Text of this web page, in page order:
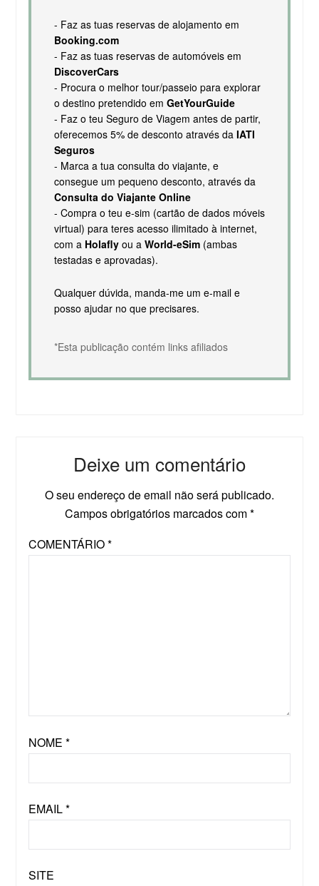
- Faz as tuas reservas de alojamento em
Booking.com
- Faz as tuas reservas de automóveis em
DiscoverCars
- Procura o melhor tour/passeio para explorar
o destino pretendido em GetYourGuide
- Faz o teu Seguro de Viagem antes de partir,
oferecemos 5% de desconto através da IATI
Seguros
- Marca a tua consulta do viajante, e
consegue um pequeno desconto, através da
Consulta do Viajante Online
- Compra o teu e-sim (cartão de dados móveis
virtual) para teres acesso ilimitado à internet,
com a Holaflyou a World-eSim(ambas
testadas e aprovadas).
Qualquer dúvida, manda-me um e-mail e
posso ajudar no que precisares.
*Esta publicação contém links afiliados
Deixe um comentário
O seu endereço de email não será publicado.
Campos obrigatórios marcados com*
COMENTÁRIO*
NOME *
EMAIL*
SITE